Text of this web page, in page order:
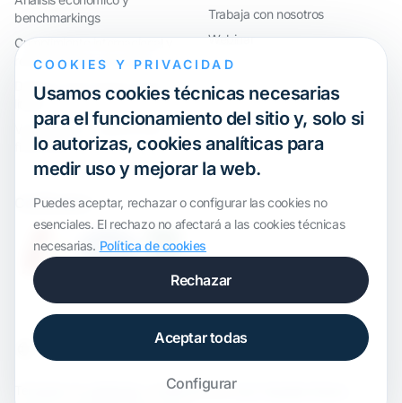
benchmarkings
Cumplimiento internacional y
reorganización de grupos
Defensa ante inspecciones y
litigios
Valoraciones y operaciones
financieras
Trabaja con nosotros
Webinar
Certification
, modificado por
COOKIES Y PRIVACIDAD
Usamos cookies técnicas necesarias
para el funcionamiento del sitio y, solo si
lo autorizas, cookies analíticas para
medir uso y mejorar la web.
Puedes aceptar, rechazar o configurar las cookies no
esenciales. El rechazo no afectará a las cookies técnicas
necesarias. Política de cookies
Rechazar
Aceptar todas
Configurar